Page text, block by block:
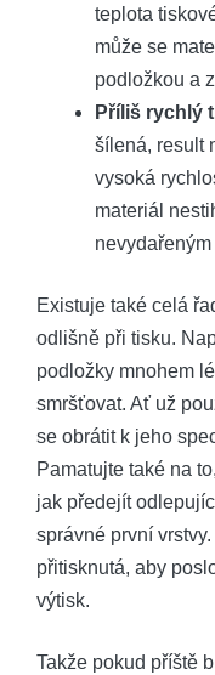
teplota
může se
podložkou a
Příliš rychlý
šílená, result
vysoká
materiál
Existuje také celá
odlišně při tisku.
podložky mnohem
smršťovat. Ať už
se obrátit k jeho
Pamatujte také na
jak předejít
správné první
přitisknutá, aby
výtisk.
Takže pokud příště